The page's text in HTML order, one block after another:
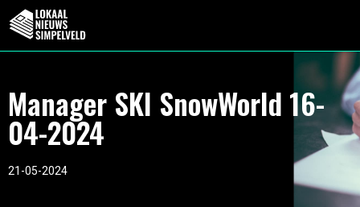
Manager SKI SnowWorld 16-
04-2024
21-05-2024